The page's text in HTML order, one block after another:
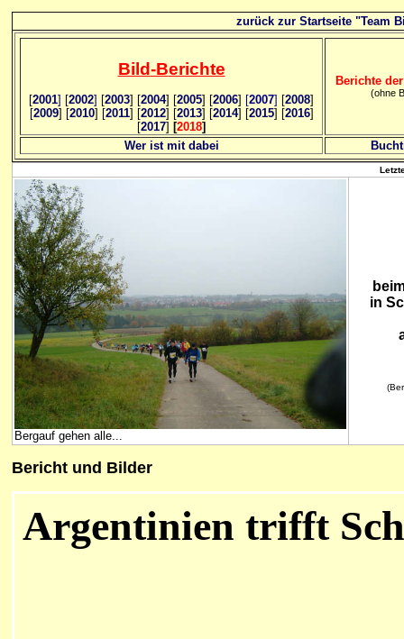
zurück zur Startseite "Team
Bild-Berichte
[2001] [2002] [2003] [2004] [2005] [2006] [2007] [2008]
[2009] [2010] [2011] [2012] [2013] [2014] [2015] [2016]
[2017] [2018]
Berichte
(ohne
Wer ist mit dabei
Bergauf gehen alle...
in
Bericht und Bilder
Argentinien trifft